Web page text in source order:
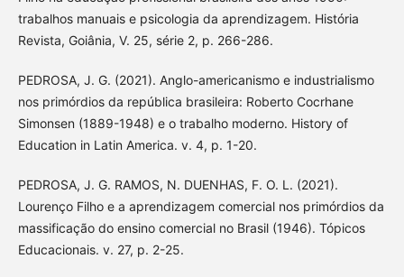
trabalhos manuais e psicologia da aprendizagem. História
Revista, Goiânia, V. 25, série 2, p. 266-286.
PEDROSA, J. G. (2021). Anglo-americanismo e industrialismo
nos primórdios da república brasileira: Roberto Cocrhane
Simonsen (1889-1948) e o trabalho moderno. History of
Education in Latin America. v. 4, p. 1-20.
PEDROSA, J. G. RAMOS, N. DUENHAS, F. O. L. (2021).
Lourenço Filho e a aprendizagem comercial nos primórdios da
massificação do ensino comercial no Brasil (1946). Tópicos
Educacionais. v. 27, p. 2-25.